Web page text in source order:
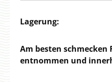
Lagerung:
Am besten
entnommen und